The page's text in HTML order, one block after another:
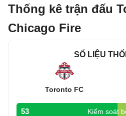
Thống kê trận đấu
Chicago Fire
SỐ LIỆU
Toronto FC
53 Kiểm soát